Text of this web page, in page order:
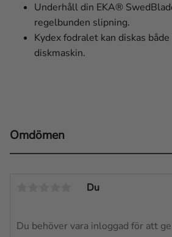
Underhåll din EKA®
regelbunden slipning.
Kydex fodralet kan diskas
diskmaskin.
Omdömen
Du